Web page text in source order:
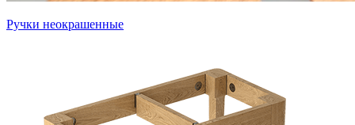
Ручки неокрашенные